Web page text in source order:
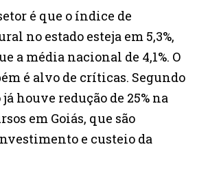
é que o índice de
no estado esteja em 5,3%,
a média nacional de 4,1%. O
é alvo de críticas. Segundo
houve redução de 25% na
em Goiás, que são
e custeio da